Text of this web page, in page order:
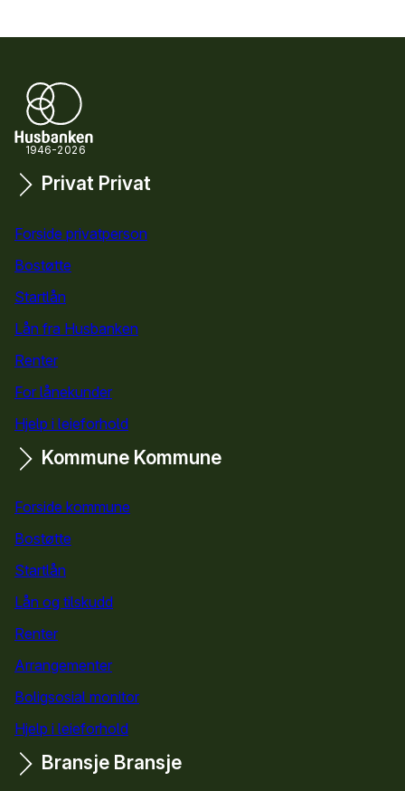
1946-2026
Snarveier
Privat Privat
Forside privatperson
Bostøtte
Startlån
Lån fra Husbanken
Renter
For lånekunder
Hjelp i leieforhold
Kommune Kommune
Forside kommune
Bostøtte
Startlån
Lån og tilskudd
Renter
Arrangementer
Boligsosial monitor
Hjelp i leieforhold
Bransje Bransje